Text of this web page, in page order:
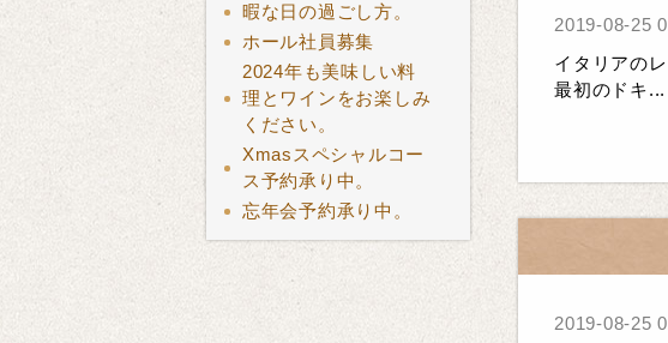
暇な日の過ごし方。
ホール社員募集
2024年も美味しい料
理とワインをお楽しみ
ください。
Xmasスペシャルコー
ス予約承り中。
忘年会予約承り中。
2019-08-25
イタリアの
最初のドキ...
2019-08-25